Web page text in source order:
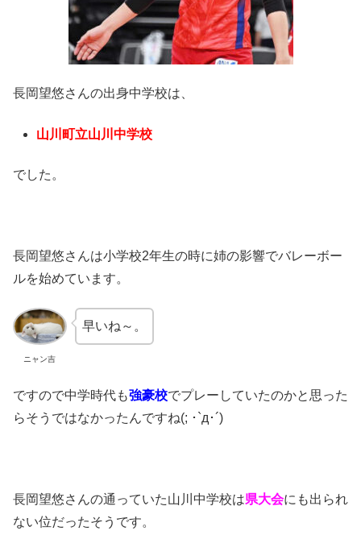
長岡望悠さんの出身中学校は、
山川町立山川中学校
でした。
長岡望悠さんは小学校2年生の時に姉の影響でバレーボー
ルを始めています。
ニャン吉
早いね～。
ですので中学時代も強豪校でプレーしていたのかと思った
らそうではなかったんですね(; ･`д･´)
長岡望悠さんの通っていた山川中学校は県大会にも出られ
ない位だったそうです。